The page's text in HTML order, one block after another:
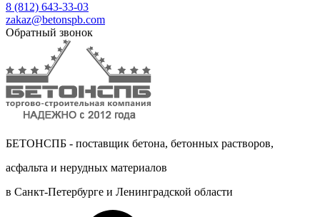
8 (812) 643-33-03
zakaz@betonspb.com
Обратный звонок
БЕТОНСПБ - поставщик бетона, бетонных растворов,
асфальта и нерудных материалов
в Санкт-Петербурге и Ленинградской области